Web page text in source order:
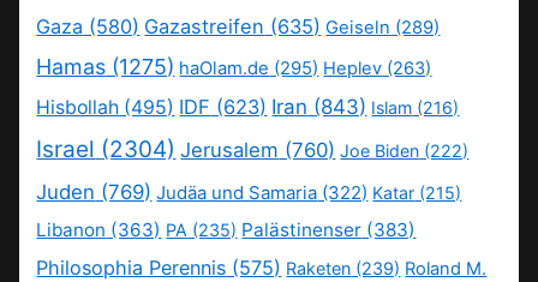
Gaza (580) Gazastreifen (635) Geiseln (289)
Hamas (1275) haOlam.de (295) Heplev (263)
Hisbollah (495) IDF (623) Iran (843) Islam (216)
Israel (2304) Jerusalem (760) Joe Biden (222)
Juden (769) Judäa und Samaria (322) Katar (215)
Libanon (363) PA (235) Palästinenser (383)
Philosophia Perennis (575) Raketen (239) Roland M.